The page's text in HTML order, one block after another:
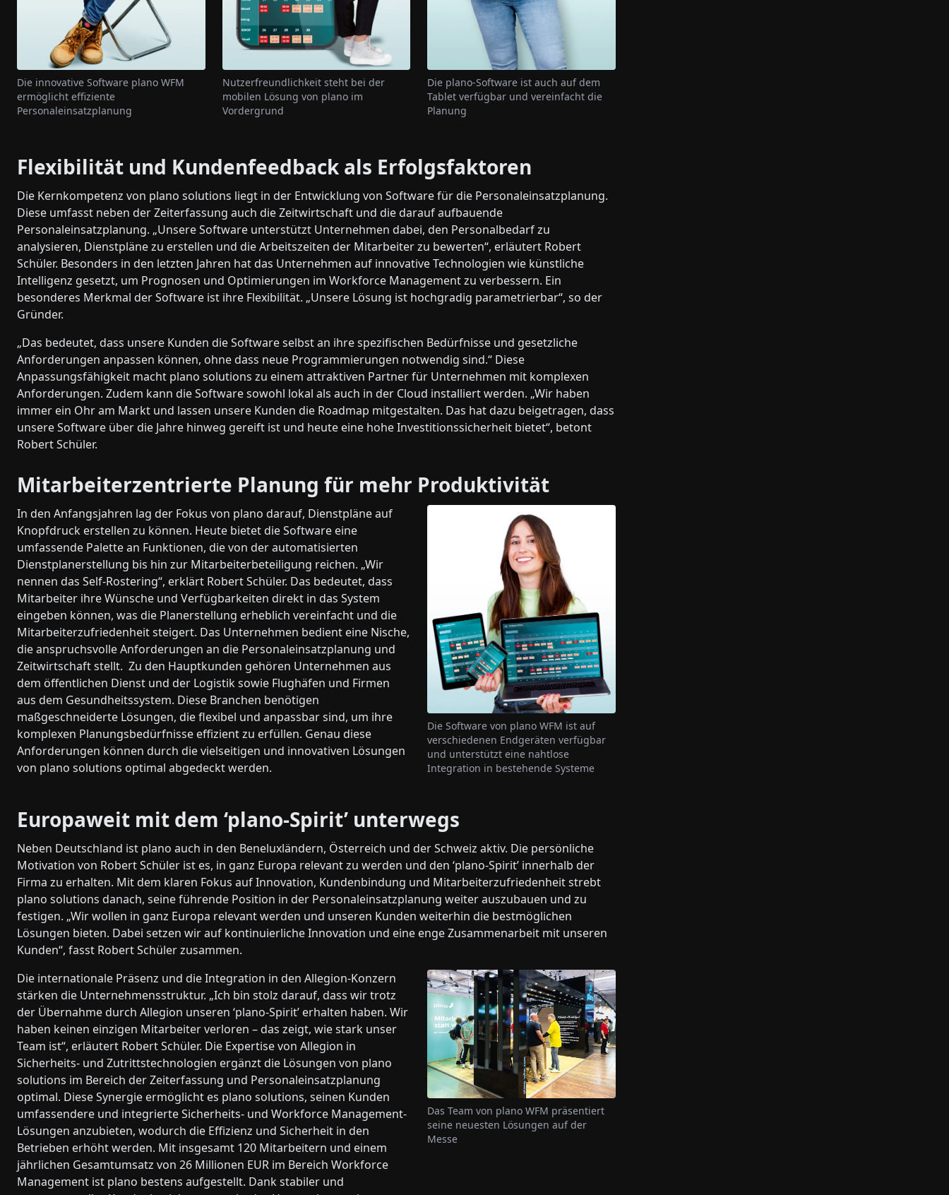
Die innovative Software plano WFM
ermöglicht effiziente
Personaleinsatzplanung
Nutzerfreundlichkeit steht bei der
mobilen Lösung von plano im
Vordergrund
Die plano-Software ist auch auf dem
Tablet verfügbar und vereinfacht die
Planung
Flexibilität und Kundenfeedback als Erfolgsfaktoren
Die Kernkompetenz von plano solutions liegt in der Entwicklung von Software für die Personaleinsatzplanung.
Diese umfasst neben der Zeiterfassung auch die Zeitwirtschaft und die darauf aufbauende
Personaleinsatzplanung. „Unsere Software unterstützt Unternehmen dabei, den Personalbedarf zu
analysieren, Dienstpläne zu erstellen und die Arbeitszeiten der Mitarbeiter zu bewerten“, erläutert Robert
Schüler. Besonders in den letzten Jahren hat das Unternehmen auf innovative Technologien wie künstliche
Intelligenz gesetzt, um Prognosen und Optimierungen im Workforce Management zu verbessern. Ein
besonderes Merkmal der Software ist ihre Flexibilität. „Unsere Lösung ist hochgradig parametrierbar“, so der
Gründer.
„Das bedeutet, dass unsere Kunden die Software selbst an ihre spezifischen Bedürfnisse und gesetzliche
Anforderungen anpassen können, ohne dass neue Programmierungen notwendig sind.“ Diese
Anpassungsfähigkeit macht plano solutions zu einem attraktiven Partner für Unternehmen mit komplexen
Anforderungen. Zudem kann die Software sowohl lokal als auch in der Cloud installiert werden. „Wir haben
immer ein Ohr am Markt und lassen unsere Kunden die Roadmap mitgestalten. Das hat dazu beigetragen, dass
unsere Software über die Jahre hinweg gereift ist und heute eine hohe Investitionssicherheit bietet“, betont
Robert Schüler.
Mitarbeiterzentrierte Planung für mehr Produktivität
In den Anfangsjahren lag der Fokus von plano darauf, Dienstpläne auf
Knopfdruck erstellen zu können. Heute bietet die Software eine
umfassende Palette an Funktionen, die von der automatisierten
Dienstplanerstellung bis hin zur Mitarbeiterbeteiligung reichen. „Wir
nennen das Self-Rostering“, erklärt Robert Schüler. Das bedeutet, dass
Mitarbeiter ihre Wünsche und Verfügbarkeiten direkt in das System
eingeben können, was die Planerstellung erheblich vereinfacht und die
Mitarbeiterzufriedenheit steigert. Das Unternehmen bedient eine Nische,
die anspruchsvolle Anforderungen an die Personaleinsatzplanung und
Zeitwirtschaft stellt. Zu den Hauptkunden gehören Unternehmen aus
dem öffentlichen Dienst und der Logistik sowie Flughäfen und Firmen
aus dem Gesundheitssystem. Diese Branchen benötigen
maßgeschneiderte Lösungen, die flexibel und anpassbar sind, um ihre
komplexen Planungsbedürfnisse effizient zu erfüllen. Genau diese
Anforderungen können durch die vielseitigen und innovativen Lösungen
von plano solutions optimal abgedeckt werden.
Die Software von plano WFM ist auf
verschiedenen Endgeräten verfügbar
und unterstützt eine nahtlose
Integration in bestehende Systeme
Europaweit mit dem ‘plano-Spirit’ unterwegs
Neben Deutschland ist plano auch in den Beneluxländern, Österreich und der Schweiz aktiv. Die persönliche
Motivation von Robert Schüler ist es, in ganz Europa relevant zu werden und den ‘plano-Spirit’ innerhalb der
Firma zu erhalten. Mit dem klaren Fokus auf Innovation, Kundenbindung und Mitarbeiterzufriedenheit strebt
plano solutions danach, seine führende Position in der Personaleinsatzplanung weiter auszubauen und zu
festigen. „Wir wollen in ganz Europa relevant werden und unseren Kunden weiterhin die bestmöglichen
Lösungen bieten. Dabei setzen wir auf kontinuierliche Innovation und eine enge Zusammenarbeit mit unseren
Kunden“, fasst Robert Schüler zusammen.
Die internationale Präsenz und die Integration in den Allegion-Konzern
stärken die Unternehmensstruktur. „Ich bin stolz darauf, dass wir trotz
der Übernahme durch Allegion unseren ‘plano-Spirit’ erhalten haben. Wir
haben keinen einzigen Mitarbeiter verloren – das zeigt, wie stark unser
Team ist“, erläutert Robert Schüler. Die Expertise von Allegion in
Sicherheits- und Zutrittstechnologien ergänzt die Lösungen von plano
solutions im Bereich der Zeiterfassung und Personaleinsatzplanung
optimal. Diese Synergie ermöglicht es plano solutions, seinen Kunden
umfassendere und integrierte Sicherheits- und Workforce Management-
Lösungen anzubieten, wodurch die Effizienz und Sicherheit in den
Betrieben erhöht werden. Mit insgesamt 120 Mitarbeitern und einem
jährlichen Gesamtumsatz von 26 Millionen EUR im Bereich Workforce
Management ist plano bestens aufgestellt. Dank stabiler und
Das Team von plano WFM präsentiert
seine neuesten Lösungen auf der
Messe